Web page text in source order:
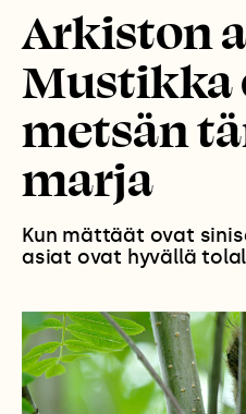
Arkiston
Mustikka
metsän
marja
Kun mättäät ovat
asiat ovat hyvällä